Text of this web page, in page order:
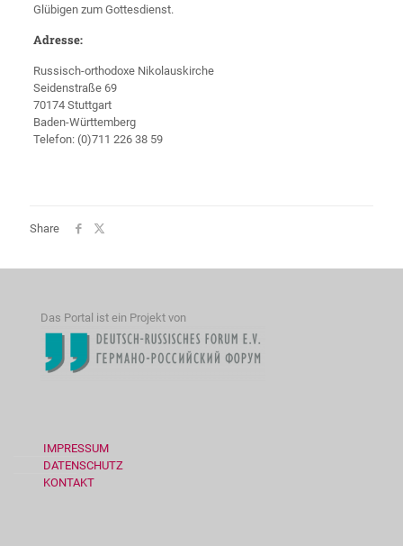
Glübigen zum Gottesdienst.
Adresse:
Russisch-orthodoxe Nikolauskirche
Seidenstraße 69
70174 Stuttgart
Baden-Württemberg
Telefon: (0)711 226 38 59
Share
Das Portal ist ein Projekt von
IMPRESSUM
DATENSCHUTZ
KONTAKT